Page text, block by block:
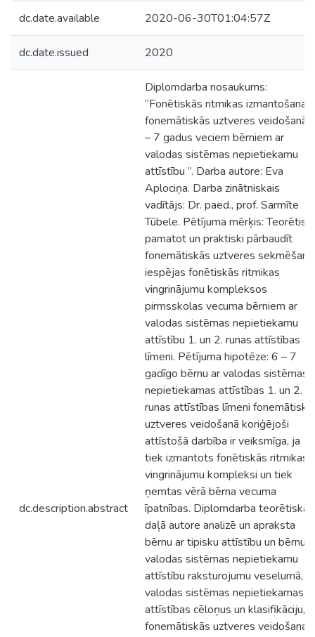
dc.date.available 2020-06-30T01:04:57Z
dc.date.issued 2020
dc.description.abstract
Diplomdarba nosaukums:
“Fonētiskās ritmikas izmantošana
fonemātiskās uztveres veidošanā
– 7 gadus veciem bērniem ar
valodas sistēmas nepietiekamu
attīstību ”. Darba autore: Eva
Aplociņa. Darba zinātniskais
vadītājs: Dr. paed., prof. Sarmīte
Tūbele. Pētījuma mērķis: Teorētiski
pamatot un praktiski pārbaudīt
fonemātiskās uztveres
iespējas fonētiskās ritmikas
vingrinājumu kompleksos
pirmsskolas vecuma bērniem ar
valodas sistēmas nepietiekamu
attīstību 1. un 2. runas attīstības
līmeni. Pētījuma hipotēze: 6 – 7
gadīgo bērnu ar valodas sistēmas
nepietiekamas attīstības 1. un 2.
runas attīstības līmeni
uztveres veidošanā koriģējoši
attīstošā darbība ir veiksmīga, ja
tiek izmantots fonētiskās ritmikas
vingrinājumu kompleksi un tiek
ņemtas vērā bērna vecuma
īpatnības. Diplomdarba teorētiskā
daļā autore analizē un apraksta
bērnu ar tipisku attīstību un bērnu
valodas sistēmas nepietiekamu
attīstību raksturojumu veselumā,
valodas sistēmas nepietiekamas
attīstības cēloņus un klasifikāciju,
fonemātiskās uztveres veidošanas